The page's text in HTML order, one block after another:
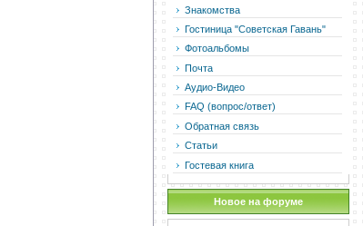
Знакомства
Гостиница "Советская Гавань"
Фотоальбомы
Почта
Аудио-Видео
FAQ (вопрос/ответ)
Обратная связь
Статьи
Гостевая книга
Новое на форуме